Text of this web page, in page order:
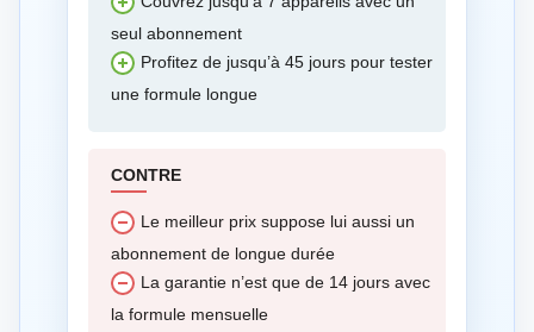
seul abonnement
Profitez de jusqu’à 45 jours pour tester
une formule longue
CONTRE
Le meilleur prix suppose lui aussi un
abonnement de longue durée
La garantie n’est que de 14 jours avec
la formule mensuelle